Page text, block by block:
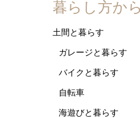
暮らし方か
土間と暮らす
ガレージと暮らす
バイクと暮らす
自転車
海遊びと暮らす